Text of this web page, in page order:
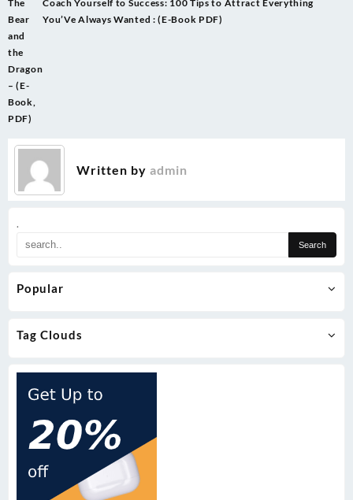
.
Popular
Tag Clouds
navigation
The
Bear
and
the
Dragon
– (E-
Book,
PDF)
Coach Yourself to Success: 100 Tips to Attract Everything
You’Ve Always Wanted : (E-Book PDF)
Written by admin